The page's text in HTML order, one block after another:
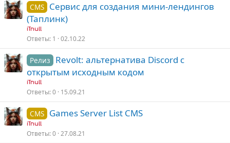
CMS Сервис для создания мини-лендингов
(Таплинк)
iTnull
Ответы 1 02.10.22
Релиз
Revolt: альтернатива Discord с
открытым исходным кодом
iTnull
Ответы 0 15.09.21
CMS Games Server List CMS
iTnull
Ответы 0 27.08.21